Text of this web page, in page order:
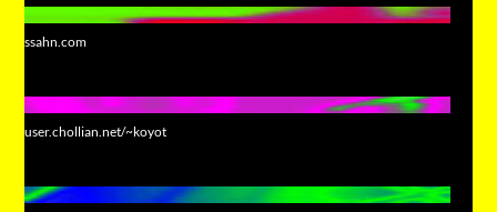
ssahn.com
user.chollian.net/~koyot